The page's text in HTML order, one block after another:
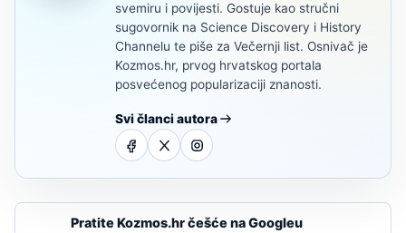
svemiru i povijesti. Gostuje kao stručni
sugovornik na Science Discovery i History
Channelu te piše za Večernji list. Osnivač je
Kozmos.hr, prvog hrvatskog portala
posvećenog popularizaciji znanosti.
Svi članci autora
Pratite Kozmos.hr češće na Googleu